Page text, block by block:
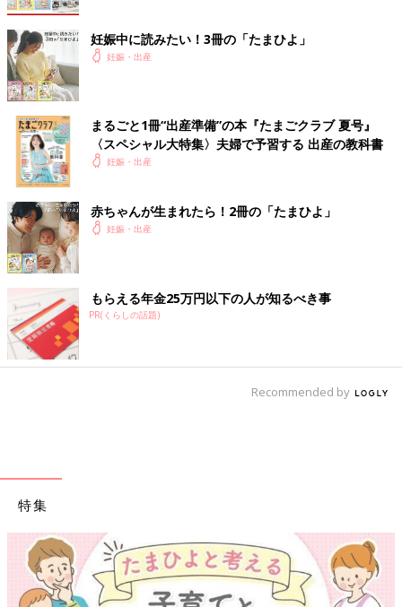
妊娠中に読みたい！3冊の「たまひよ」
妊娠・出産
まるごと1冊“出産準備”の本『たまごクラブ 夏号』
〈スペシャル大特集〉夫婦で予習する 出産の教科書
妊娠・出産
赤ちゃんが生まれたら！2冊の「たまひよ」
妊娠・出産
もらえる年金25万円以下の人が知るべき事
PR(くらしの話題)
Recommended by
特集